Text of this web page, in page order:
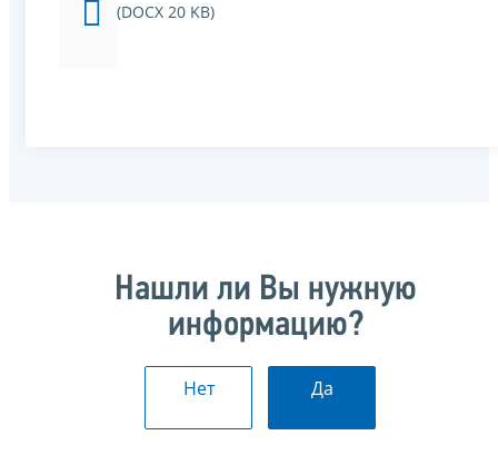
(DOCX 20 KB)
Нашли ли Вы нужную
информацию?
Нет Да